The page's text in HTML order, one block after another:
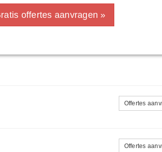
offertes aanvragen »
Offertes
Offertes